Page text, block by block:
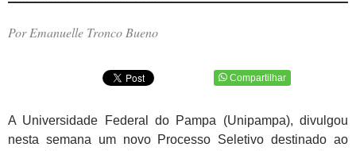
Por Emanuelle Tronco Bueno
Compartilhar
A Universidade Federal do Pampa (Unipampa), divulgou
nesta semana um novo Processo Seletivo destinado ao